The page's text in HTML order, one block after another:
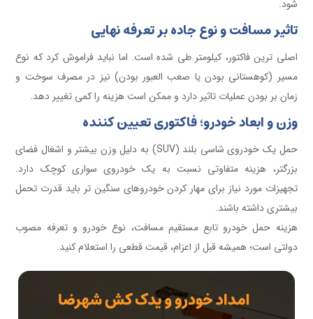
شود.
تاثیر مسافت و نوع جاده بر تعرفه نهایی
اصلی ترین فاکتور، کیلومتر طی شده است. اما نباید فراموش کرد که نوع
مسیر (کوهستانی بودن یا صعب العبور بودن) نیز در مصرف سوخت و
زمان بر بودن عملیات تاثیر دارد و ممکن است هزینه را کمی تغییر دهد.
وزن و ابعاد خودرو؛ فاکتوری تعیین کننده
حمل یک خودروی شاسی بلند (SUV) به دلیل وزن بیشتر و اشغال فضای
بزرگتر، هزینه متفاوتی نسبت به یک خودروی سواری کوچک دارد.
تجهیزات مورد نیاز برای مهار کردن خودروهای سنگین تر باید قدرت تحمل
بیشتری داشته باشند.
هزینه حمل خودرو تابع مستقیم مسافت، نوع خودرو و تعرفه مصوب
دولتی است؛ همیشه قبل از اعزام، قیمت قطعی را استعلام کنید.